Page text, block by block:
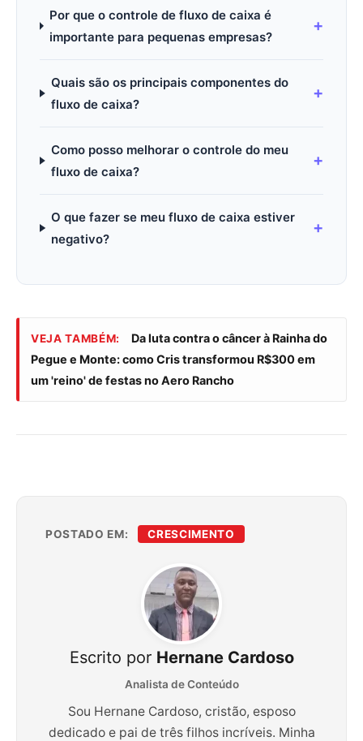
Por que o controle de fluxo de caixa é
importante para pequenas empresas?
Quais são os principais componentes do
fluxo de caixa?
Como posso melhorar o controle do meu
fluxo de caixa?
O que fazer se meu fluxo de caixa estiver
negativo?
VEJA TAMBÉM:
Da luta contra o câncer à Rainha do
Pegue e Monte: como Cris transformou R$300 em
um 'reino' de festas no Aero Rancho
POSTADO EM: CRESCIMENTO
Escrito por Hernane Cardoso
Analista de Conteúdo
Sou Hernane Cardoso, cristão, esposo
dedicado e pai de três filhos incríveis. Minha